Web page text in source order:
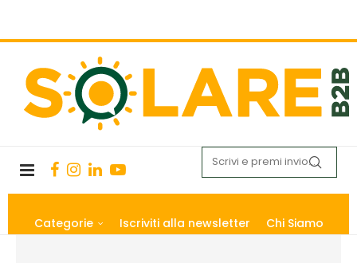
Categorie Iscriviti alla newsletter Chi Siamo